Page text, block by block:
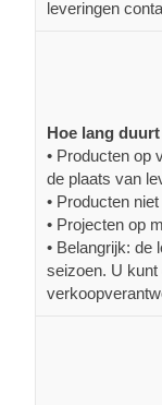
leveringen
Hoe lang
• Producten op
de plaats van
• Producten
• Projecten op
• Belangrijk: de
seizoen. U kunt